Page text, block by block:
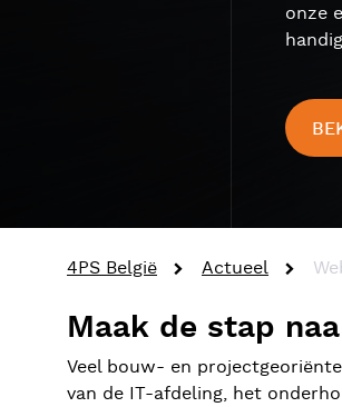
onze
4PS België Actueel
Maak de stap
Veel bouw- en
van de IT-afdeling, het